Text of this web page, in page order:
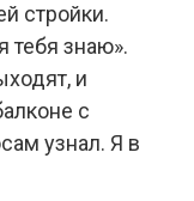
стройки.
тебя знаю».
и
с
узнал. Я в